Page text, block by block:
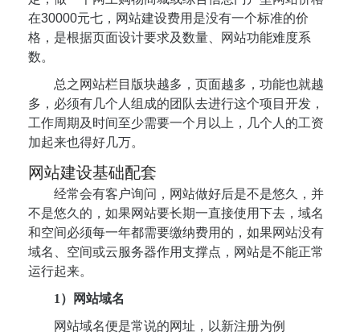
在30000元七，网站建设费用是没有一个标准的价
格，是根据页面设计要求及数量、网站功能难度系
数。
总之网站栏目版块越多，页面越多，功能也就越
多，必须有几个人组成的团队去进行这个项目开发，
工作周期及时间至少需要一个月以上，几个人的工资
加起来也得好几万。
网站建设基础配套
经常会有客户询问，网站做好后是不是悠久，并
不是悠久的，如果网站要长期一直接使用下去，域名
和空间必须每一年都需要缴纳费用的，如果网站没有
域名、空间或云服务器作用支撑点，网站是不能正常
运行起来。
1）网站域名
网站域名便是常说的网址，以新注册为例